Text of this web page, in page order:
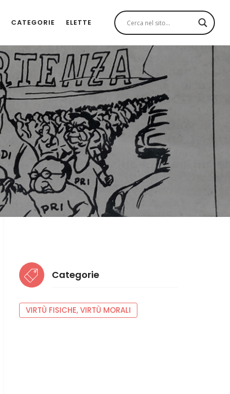
CATEGORIE ELETTE
Categorie
VIRTÙ FISICHE, VIRTÙ MORALI